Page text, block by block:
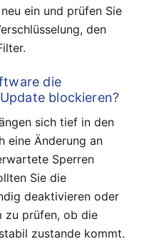
ein und prüfen Sie
den
die
blockieren?
sich tief in den
eine Änderung an
Sperren
Sie die
deaktivieren oder
zu prüfen, ob die
zustande kommt.